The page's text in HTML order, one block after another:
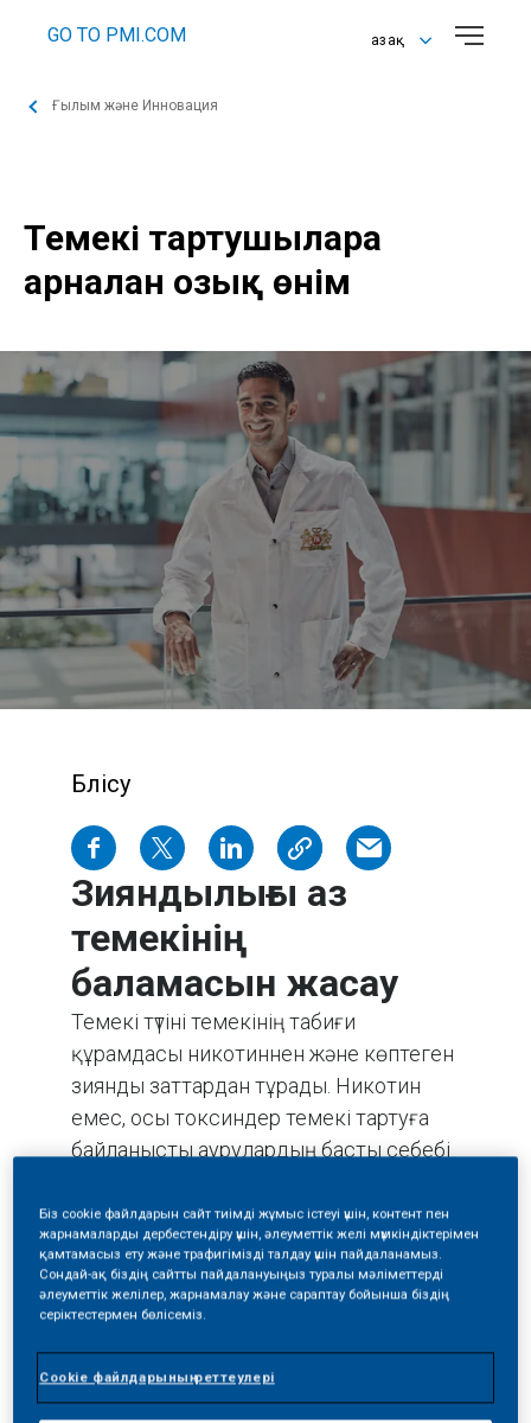
GO TO PMI.COM
Қазақ
Ғылым және Инновация
Темекі тартушыларға
арналған озық өнім
Бөлісу
Зияндылығы аз
темекінің
баламасын жасау
Темекі түтіні темекінің табиғи
құрамдасы никотиннен және көптеген
зиянды заттардан тұрады. Никотин
емес, осы токсиндер темекі тартуға
байланысты аурулардың басты себебі
никотин және темекі тартушыларды
қанағаттандыратын дәмі бар, бірақ түтін
шығармайтын темекіге балама
өнімдерді шығарудамыз.
Біз темекінің жануын (тұтануын)
болдырмайтын өнімді жасаудың екі
Біз cookie файлдарын сайт тиімді жұмыс істеуі үшін, контент пен
жарнамаларды дербестендіру үшін, әлеуметтік желі мүмкіндіктерімен
қамтамасыз ету және трафигімізді талдау үшін пайдаланамыз.
Сондай-ақ біздің сайтты пайдалануыңыз туралы мәліметтерді
әлеуметтік желілер, жарнамалау және сараптау бойынша біздің
серіктестермен бөлісеміз.
Cookie файлдарының реттеулері